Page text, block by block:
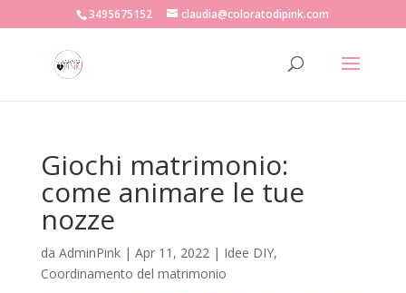
3495675152 claudia@coloratodipink.com
Giochi matrimonio:
come animare le tue
nozze
da AdminPink| Apr 11, 2022| Idee DIY,
Coordinamento del matrimonio